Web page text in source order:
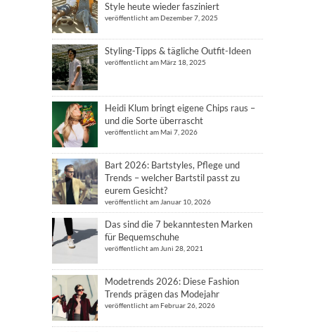
Style heute wieder fasziniert
veröffentlicht am Dezember 7, 2025
Styling-Tipps & tägliche Outfit-Ideen
veröffentlicht am März 18, 2025
Heidi Klum bringt eigene Chips raus –
und die Sorte überrascht
veröffentlicht am Mai 7, 2026
Bart 2026: Bartstyles, Pflege und
Trends – welcher Bartstil passt zu
eurem Gesicht?
veröffentlicht am Januar 10, 2026
Das sind die 7 bekanntesten Marken
für Bequemschuhe
veröffentlicht am Juni 28, 2021
Modetrends 2026: Diese Fashion
Trends prägen das Modejahr
veröffentlicht am Februar 26, 2026